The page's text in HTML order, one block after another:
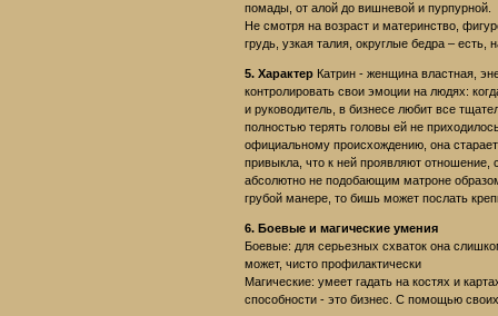
помады, от алой до вишневой и пурпурной.
Не смотря на возраст и материнство,
грудь, узкая талия, округлые бедра – есть,
5. Характер Катрин - женщина властная,
контролировать свои эмоции на людях:
и руководитель, в бизнесе любит все
полностью терять головы ей не
официальному происхождению, она
привыкла, что к ней проявляют
абсолютно не подобающим матроне
грубой манере, то бишь может послать
6. Боевые и магические умения
Боевые: для серьезных схваток она
может, чисто профилактически
Магические: умеет гадать на костях и
способности - это бизнес. С помощью